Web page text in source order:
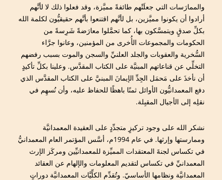
والممارَسات التي جعلَتْهم طائفةً مميَّزة، وقد فعلوا ذلك لا لأنَّهم
أرادوا أن يكونوا مميَّزين، بل لأنَّهم اقتنعوا بأنَّهم حقيقيُّون لكلمة الله
بكلِّ صدقٍ ويتمسَّكون بها، كما تحمَّلوا معارَضةً شَرِسةً من
الحكومات والمجموعات الأُخرى من المؤمنين، وعانوا جرَّاء
السُّخرية والعقوبات والجلد العلنيِّ والسجن والموت بسبب رفضهم
التخلِّي عن قناعاتهم المبنيَّة على الكتاب المقدَّس. وعلينا بكلِّ تأكيدٍ
أن نأخذَ على مَحمَل الجِدِّ الإيمانَ المبنيَّ على الكتاب المقدَّس الذي
دفع المعمدانيُّون الأوائل ثمنًا باهظًا للحفاظ عليه، وأن نُسهِم في
نقلِه إلى الأجيال المقبِلة.
نشكر الله على وجود تركيزٍ متجدِّدٍ على العقيدة المعمدانيَّة
وممارستها وإرثها. في عام 1994م، أسَّس المؤتمر العام المعمدانيُّ
في تكساس لجنةَ المعتقدات المميِّزة للمعمدانيِّين ومركَز الإرث
المعمدانيِّ في تكساس لتقديم المعلومات والإلهام عن العقائد
المعمدانيَّة ونظامها الأساسيّ. وتُقدِّم الكلِّيَّات المعمدانيَّة دوراتٍ